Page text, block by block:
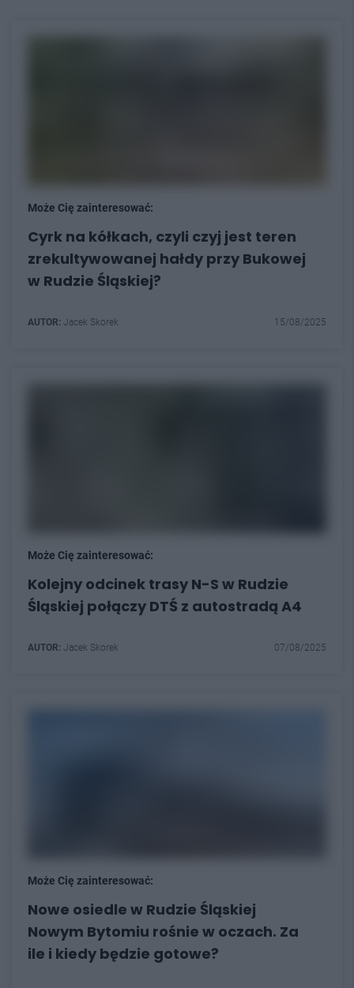
Może Cię zainteresować:
Cyrk na kółkach, czyli czyj jest teren
zrekultywowanej hałdy przy Bukowej
w Rudzie Śląskiej?
AUTOR: Jacek Skorek 15/08/2025
Może Cię zainteresować:
Kolejny odcinek trasy N-S w Rudzie
Śląskiej połączy DTŚ z autostradą A4
AUTOR: Jacek Skorek 07/08/2025
Może Cię zainteresować:
Nowe osiedle w Rudzie Śląskiej
Nowym Bytomiu rośnie w oczach. Za
ile i kiedy będzie gotowe?